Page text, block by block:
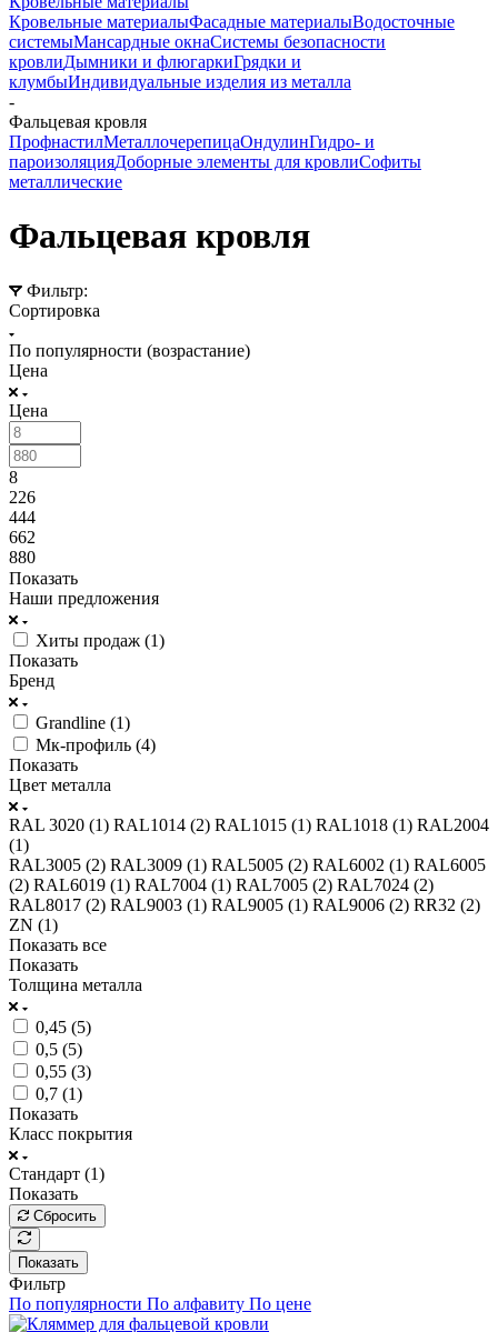
Кровельные материалыФасадные материалыВодосточные
системыМансардные окнаСистемы безопасности
кровлиДымники и флюгаркиГрядки и
клумбыИндивидуальные изделия из металла
-
Фальцевая кровля
ПрофнастилМеталлочерепицаОндулинГидро- и
пароизоляцияДоборные элементы для кровлиСофиты
металлические
Фальцевая кровля
Фильтр:
Сортировка
По популярности (возрастание)
Цена
Цена
8
226
444
662
880
Показать
Наши предложения
Хиты продаж (1)
Показать
Бренд
Grandline (1)
Мк-профиль (4)
Показать
Цвет металла
RAL 3020 (1) RAL1014 (2) RAL1015 (1) RAL1018 (1) RAL2004
(1)
RAL3005 (2) RAL3009 (1) RAL5005 (2) RAL6002 (1) RAL6005
(2) RAL6019 (1) RAL7004 (1) RAL7005 (2) RAL7024 (2)
RAL8017 (2) RAL9003 (1) RAL9005 (1) RAL9006 (2) RR32 (2)
ZN (1)
Показать все
Показать
Толщина металла
0,45 (5)
0,5 (5)
0,55 (3)
0,7 (1)
Показать
Класс покрытия
Стандарт (1)
Показать
Сбросить
Показать
Фильтр
По популярности По алфавиту По цене